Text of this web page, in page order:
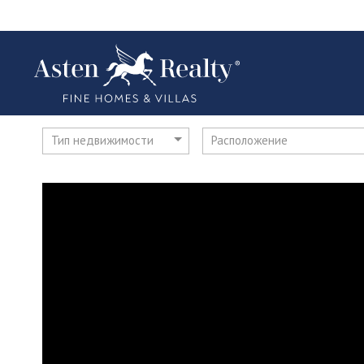
Тип недвижимости Расположение